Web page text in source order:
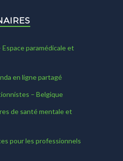
paramédicale et
en ligne partagé
– Belgique
de santé mentale et
pour les professionnels